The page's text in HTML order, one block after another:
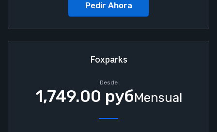
Pedir Ahora
Foxparks
Desde
1,749.00 рубMensual